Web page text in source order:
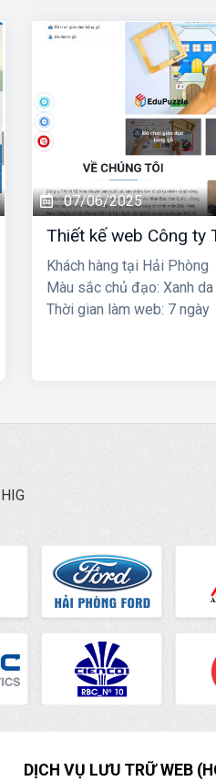
07/06/2025
Thiết kế web Công ty
Khách hàng tại Hải Phòng
Màu sắc chủ đạo: Xanh
Thời gian làm web: 7 ngày
DỊCH VỤ LƯU TRỮ WEB